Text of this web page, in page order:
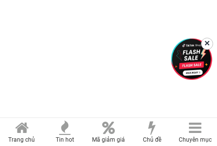
Trang chủ Tin hot Mã giảm giá Chủ đề Chuyên mục
✕